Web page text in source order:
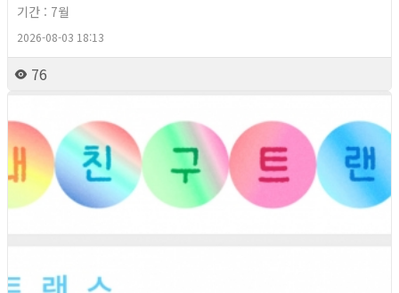
기간 : 7월
2026-08-03 18:13
76